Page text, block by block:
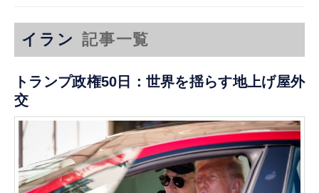
イラン 記事一覧
トランプ政権50日：世界を揺らす地上げ屋外
交